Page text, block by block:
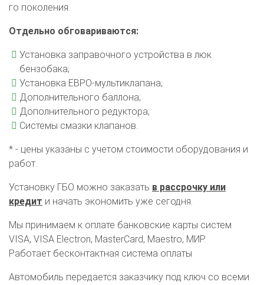
го поколения.
Отдельно обговариваются:
Установка заправочного устройства в люк
бензобака;
Установка ЕВРО-мультиклапана;
Дополнительного баллона;
Дополнительного редуктора;
Системы смазки клапанов.
* - цены указаны с учетом стоимости оборудования и
работ.
Установку ГБО можно заказать в рассрочку или
кредит и начать экономить уже сегодня.
Мы принимаем к оплате банковские карты систем
VISA, VISA Electron, MasterCard, Maestro, МИР.
Работает бесконтактная система оплаты
Автомобиль передается заказчику под ключ со всеми